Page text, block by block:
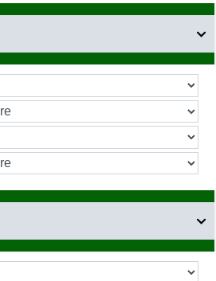

